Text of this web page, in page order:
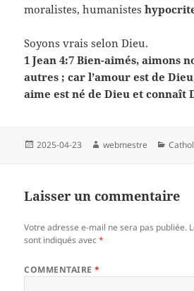
moralistes, humanistes
Soyons vrais selon Dieu.
1 Jean 4:7 Bien-aimés, aimons
autres ; car l’amour est de
aime est né de Dieu et connaît
Publié
2025-04-23 Auteur
webmestre
Laisser un commentaire
Votre adresse e-mail ne sera pas publiée.
sont indiqués avec*
COMMENTAIRE*